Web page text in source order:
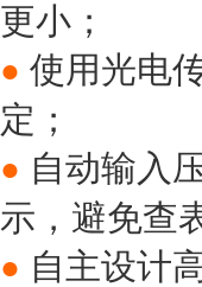
更小；
● 使用光电
定；
● 自动输入
示，避免查
● 自主设计